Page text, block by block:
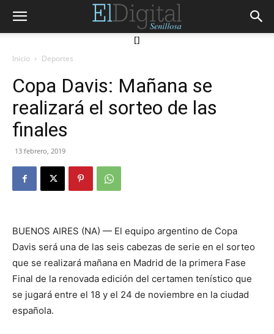
[]
Inicio Deportes
Copa Davis: Mañana se
realizará el sorteo de las
finales
13 febrero, 2019
BUENOS AIRES (NA) — El equipo argentino de Copa
Davis será una de las seis cabezas de serie en el sorteo
que se realizará mañana en Madrid de la primera Fase
Final de la renovada edición del certamen tenístico que
se jugará entre el 18 y el 24 de noviembre en la ciudad
española.